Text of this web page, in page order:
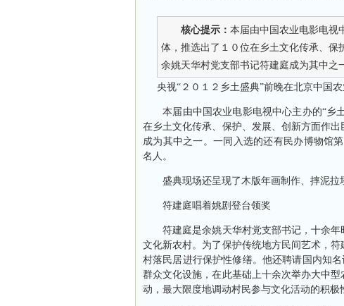
核心提示： 本届由中国农业电影电视
体，推选出了１０位在乡土文化传承、
余姚天华村党支部书记符建庭成为其中之
央视“２０１２乡土盛典”前晚在北京中国农
本届由中国农业电影电视中心主办的“乡土
在乡土文化传承、保护、发展、创新方面作
成为其中之一。一同入选的还有民办博物馆
名人。
盛典现场还呈现了木版年画制作、摔泥拉
符建庭唱着姚剧登台领奖
符建庭是余姚天华村党支部书记，十余年
文化新农村。为了保护传统地方民间艺术，
村落民居进行保护性修缮。他还聘请国内知
群众文化设施，在此基础上十余次举办大中
动，最大限度地调动村民参与文化活动的积极